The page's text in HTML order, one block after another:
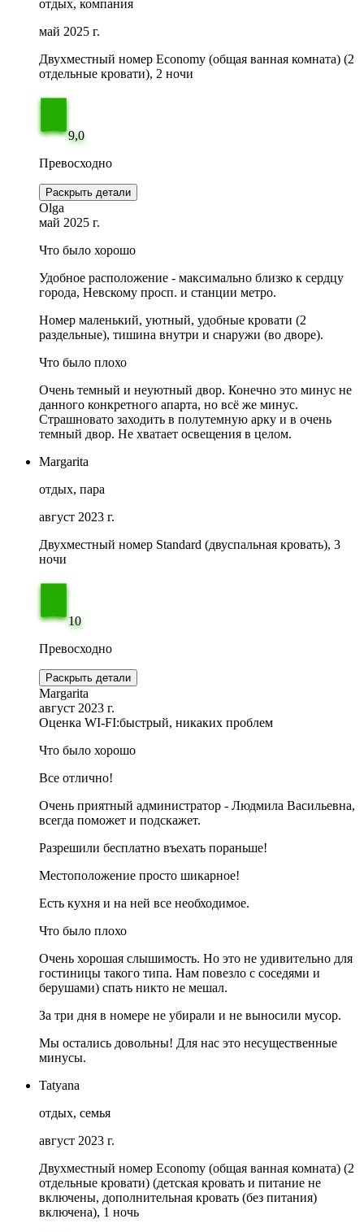
отдых, компания
май 2025 г.
Двухместный номер Economy (общая ванная комната) (2
отдельные кровати), 2 ночи
9,0
Превосходно
Раскрыть детали
Olga
май 2025 г.
Что было хорошо
Удобное расположение - максимально близко к сердцу
города, Невскому просп. и станции метро.
Номер маленький, уютный, удобные кровати (2
раздельные), тишина внутри и снаружи (во дворе).
Что было плохо
Очень темный и неуютный двор. Конечно это минус не
данного конкретного апарта, но всё же минус.
Страшновато заходить в полутемную арку и в очень
темный двор. Не хватает освещения в целом.
Margarita
отдых, пара
август 2023 г.
Двухместный номер Standard (двуспальная кровать), 3
ночи
10
Превосходно
Раскрыть детали
Margarita
август 2023 г.
Оценка WI-FI:быстрый, никаких проблем
Что было хорошо
Все отлично!
Очень приятный администратор - Людмила Васильевна,
всегда поможет и подскажет.
Разрешили бесплатно въехать пораньше!
Местоположение просто шикарное!
Есть кухня и на ней все необходимое.
Что было плохо
Очень хорошая слышимость. Но это не удивительно для
гостиницы такого типа. Нам повезло с соседями и
берушами) спать никто не мешал.
За три дня в номере не убирали и не выносили мусор.
Мы остались довольны! Для нас это несущественные
минусы.
Tatyana
отдых, семья
август 2023 г.
Двухместный номер Economy (общая ванная комната) (2
отдельные кровати) (детская кровать и питание не
включены, дополнительная кровать (без питания)
включена), 1 ночь